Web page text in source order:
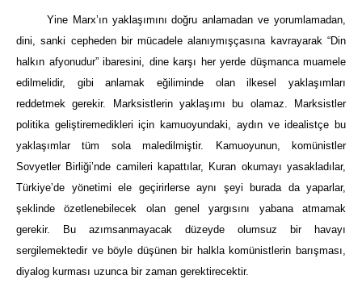
Yine Marx’ın yaklaşımını doğru anlamadan ve yorumlamadan,
dini, sanki cepheden bir mücadele alanıymışçasına kavrayarak “Din
halkın afyonudur” ibaresini, dine karşı her yerde düşmanca muamele
edilmelidir, gibi anlamak eğiliminde olan ilkesel yaklaşımları
reddetmek gerekir. Marksistlerin yaklaşımı bu olamaz. Marksistler
politika geliştiremedikleri için kamuoyundaki, aydın ve idealistçe bu
yaklaşımlar tüm sola maledilmiştir. Kamuoyunun, komünistler
Sovyetler Birliği’nde camileri kapattılar, Kuran okumayı yasakladılar,
Türkiye’de yönetimi ele geçirirlerse aynı şeyi burada da yaparlar,
şeklinde özetlenebilecek olan genel yargısını yabana atmamak
gerekir. Bu azımsanmayacak düzeyde olumsuz bir havayı
sergilemektedir ve böyle düşünen bir halkla komünistlerin barışması,
diyalog kurması uzunca bir zaman gerektirecektir.